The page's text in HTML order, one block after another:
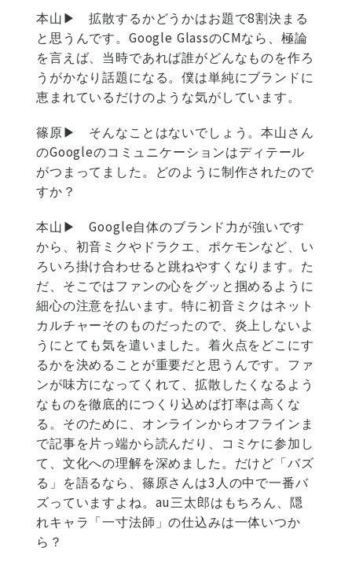
本山▶
拡散するかどうかはお題で8割決まる
と思うんです。Google GlassのCMなら、極論
を言えば、当時であれば誰がどんなものを作ろ
うがかなり話題になる。僕は単純にブランドに
恵まれているだけのような気がしています。
篠原▶
そんなことはないでしょう。本山さん
のGoogleのコミュニケーションはディテール
がつまってました。どのように制作されたので
すか？
本山▶
Google自体のブランド力が強いです
から、初音ミクやドラクエ、ポケモンなど、い
ろいろ掛け合わせると跳ねやすくなります。た
だ、そこではファンの心をグッと掴めるように
細心の注意を払います。特に初音ミクはネット
カルチャーそのものだったので、炎上しないよ
うにとても気を遣いました。着火点をどこにす
るかを決めることが重要だと思うんです。ファ
ンが味方になってくれて、拡散したくなるよう
なものを徹底的につくり込めば打率は高くな
る。そのために、オンラインからオフラインま
で記事を片っ端から読んだり、コミケに参加し
て、文化への理解を深めました。だけど「バズ
る」を語るなら、篠原さんは3人の中で一番バ
ズっていますよね。au三太郎はもちろん、隠
れキャラ「一寸法師」の仕込みは一体いつか
ら？